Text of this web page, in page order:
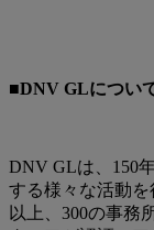
■DNV GLについ
DNV GLは、150
する様々な活動を
以上、300の事務